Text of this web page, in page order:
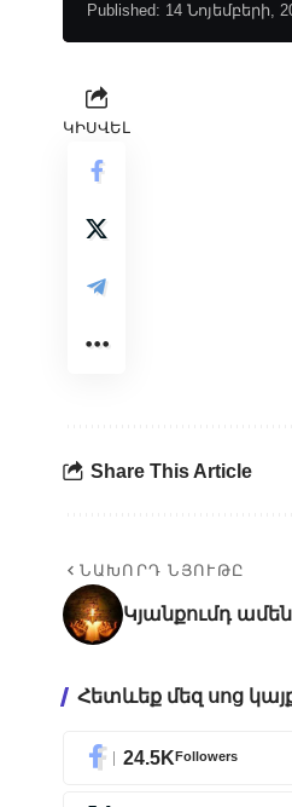
Published: 14 Նոյեմբերի,
ԿԻՍՎԵԼ
Share This Article
ՆԱԽՈՐԴ ՆՅՈՒԹԸ
Կյանքումդ
Հետևեք մեզ սոց
24.5KFollowers